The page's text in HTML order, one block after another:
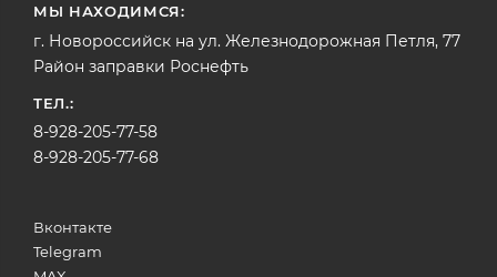
МЫ НАХОДИМСЯ:
г. Новороссийск на ул. Железнодорожная Петля, 77
Район заправки Роснефть
ТЕЛ.:
8-928-205-77-58
8-928-205-77-68
Вконтакте
Telegram